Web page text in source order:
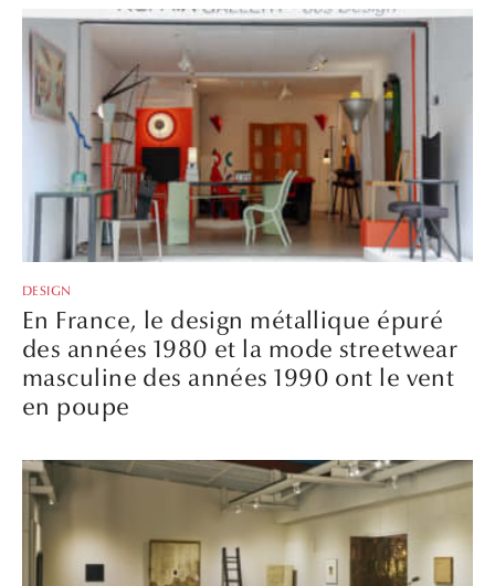
DESIGN
En France, le design métallique épuré
des années 1980 et la mode streetwear
masculine des années 1990 ont le vent
en poupe